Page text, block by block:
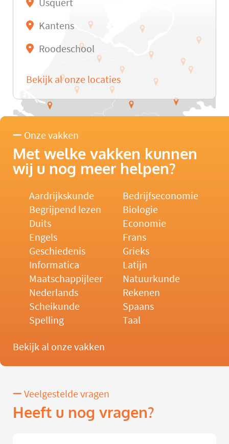
Usquert
Kantens
Roodeschool
Bekijk al onze locaties
Onze vakken
Met welke vakken kunnen
wij u nog meer helpen?
Aardrijkskunde
Bedrijfseconomie
Begrijpend lezen
Biologie
Duits
Economie
Engels
Frans
Geschiedenis
Grieks
Informatica
Latijn
Maatschappijleer
Natuurkunde
Nederlands
Rekenen
Scheikunde
Spaans
Spelling
Taal
Bekijk al onze vakken
Veelgestelde vragen
Heeft u nog vragen?